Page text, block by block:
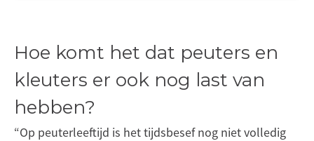
Hoe komt het dat peuters en
kleuters er ook nog last van
hebben?
“Op peuterleeftijd is het tijdsbesef nog niet volledig